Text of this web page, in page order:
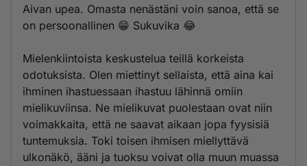
Aivan upea. Omasta nenästäni voin sanoa, että se
on persoonallinen 😁 Sukuvika 😂
Mielenkiintoista keskustelua teillä korkeista
odotuksista. Olen miettinyt sellaista, että aina kai
ihminen ihastuessaan ihastuu lähinnä omiin
mielikuviinsa. Ne mielikuvat puolestaan ovat niin
voimakkaita, että ne saavat aikaan jopa fyysisiä
tuntemuksia. Toki toisen ihmisen miellyttävä
ulkonäkö, ääni ja tuoksu voivat olla muun muassa